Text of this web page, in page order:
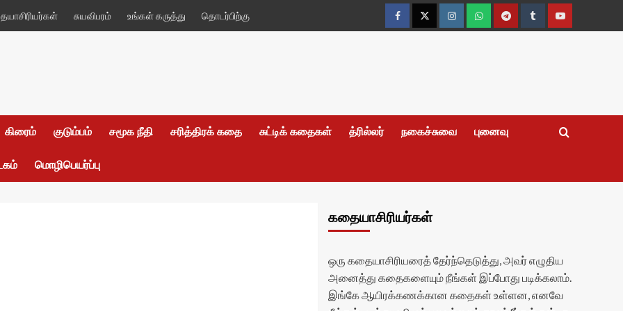
சுயவிபரம் உங்கள் கருத்து தொடர்பிற்கு
FacebookTwitterInstagramWhatsappTelegramTumblrYouTube
கிரைம் குடும்பம் சமூக நீதி சரித்திரக் கதை சுட்டிக் கதைகள் த்ரில்லர் நகைச்சுவை புனைவு
மொழிபெயர்ப்பு
கதையாசிரியர்கள்
ஒரு கதையாசிரியரைத் தேர்ந்தெடுத்து, அவர் எழுதிய
அனைத்து கதைகளையும் நீங்கள் இப்போது படிக்கலாம்.
இங்கே ஆயிரக்கணக்கான கதைகள் உள்ளன, எனவே